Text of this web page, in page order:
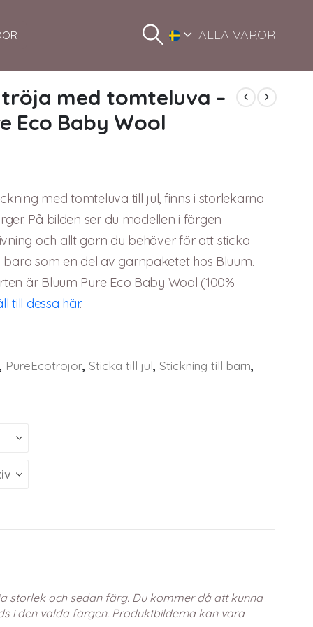
ALLA VAROR
Eco
med tomteluva –
Eco Baby Wool
med tomteluva till jul, finns i storlekarna
På bilden ser du modellen i färgen
och allt garn du behöver för att sticka
som en del av garnpaketet hos Bluum.
är Bluum Pure Eco Baby Wool (100%
till dessa här.
, PureEcotröjor, Sticka till jul, Stickning till barn,
storlek och sedan färg. Du kommer då att kunna
i den valda färgen. Produktbilderna kan vara